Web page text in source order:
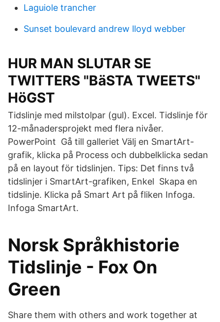
Laguiole trancher
Sunset boulevard andrew lloyd webber
HUR MAN SLUTAR SE
TWITTERS "BäSTA TWEETS"
HöGST
Tidslinje med milstolpar (gul). Excel. Tidslinje för
12-månadersprojekt med flera nivåer.
PowerPoint Gå till galleriet Välj en SmartArt-
grafik, klicka på Process och dubbelklicka sedan
på en layout för tidslinjen. Tips: Det finns två
tidslinjer i SmartArt-grafiken, Enkel Skapa en
tidslinje. Klicka på Smart Art på fliken Infoga.
Infoga SmartArt.
Norsk Språkhistorie
Tidslinje - Fox On
Green
Share them with others and work together at